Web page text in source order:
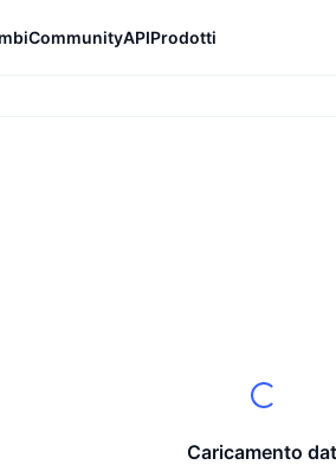
CommunityAPIProdotti
Caricamento